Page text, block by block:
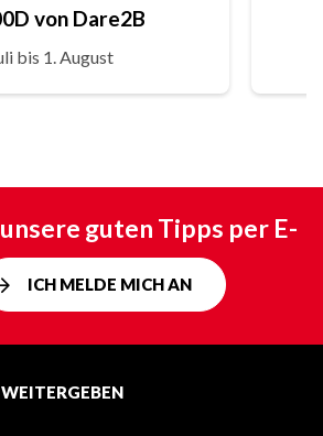
von Dare2B
bis 1. August
guten Tipps per E-
ICH MELDE MICH AN